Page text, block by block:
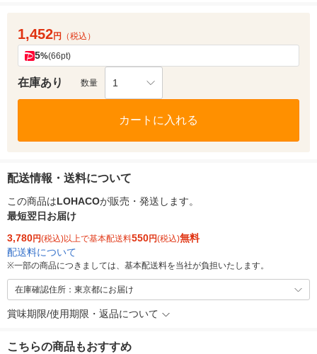
1,452円 （税込）
5%(66pt)
在庫あり 数量 1
カートに入れる
配送情報・送料について
この商品はLOHACOが販売・発送します。
最短翌日お届け
3,780円(税込)以上で基本配送料550円(税込)無料
配送料について
※一部の商品につきましては、基本配送料を当社が負担いたします。
在庫確認住所：東京都にお届け
賞味期限/使用期限・返品について
こちらの商品もおすすめ